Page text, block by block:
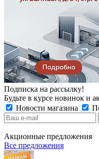
Подписка на рассылку!
Будьте в курсе новинок и
Новости магазина
Акционные предложения
Все предложения